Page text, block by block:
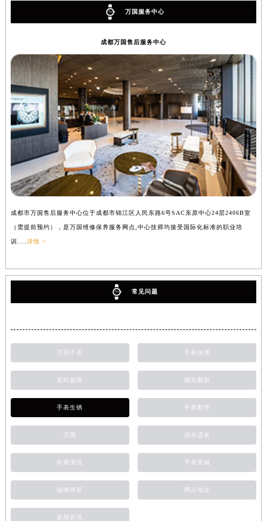
万国服务中心
成都万国售后服务中心
成都市万国售后服务中心位于成都市锦江区人民东路6号SAC东原中心24层2406B室
（需提前预约），是万国维修保养服务网点,中心技师均接受国际化标准的职业培
训....详情 >
常见问题
万国手表 手表保养
走时故障 抛光翻新
手表生锈 手表配件
万国 进水进灰
外观清洗 手表受磁
磕碰摔坏 网点地址
新闻资讯